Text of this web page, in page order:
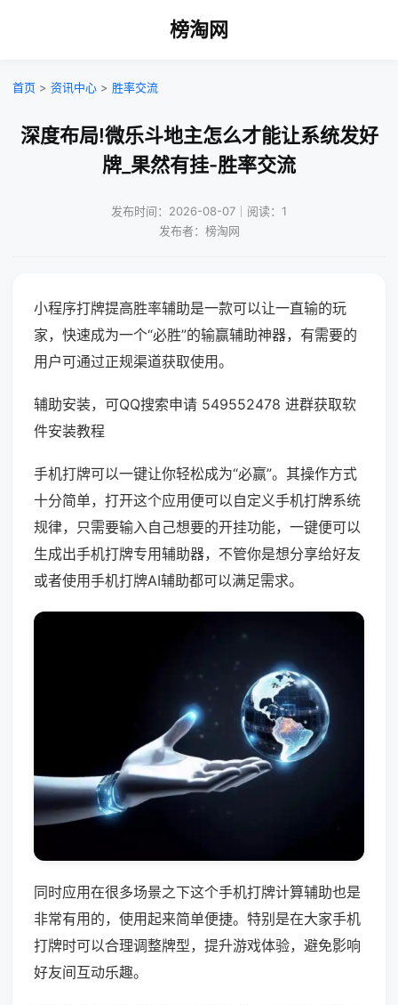
榜淘网
首页 > 资讯中心 > 胜率交流
深度布局!微乐斗地主怎么才能让系统发好
牌_果然有挂-胜率交流
发布时间：2026-08-07｜阅读：1
发布者：榜淘网
小程序打牌提高胜率辅助是一款可以让一直输的玩
家，快速成为一个“必胜”的输赢辅助神器，有需要的
用户可通过正规渠道获取使用。
辅助安装，可QQ搜索申请 549552478 进群获取软
件安装教程
手机打牌可以一键让你轻松成为“必赢”。其操作方式
十分简单，打开这个应用便可以自定义手机打牌系统
规律，只需要输入自己想要的开挂功能，一键便可以
生成出手机打牌专用辅助器，不管你是想分享给好友
或者使用手机打牌AI辅助都可以满足需求。
同时应用在很多场景之下这个手机打牌计算辅助也是
非常有用的，使用起来简单便捷。特别是在大家手机
打牌时可以合理调整牌型，提升游戏体验，避免影响
好友间互动乐趣。